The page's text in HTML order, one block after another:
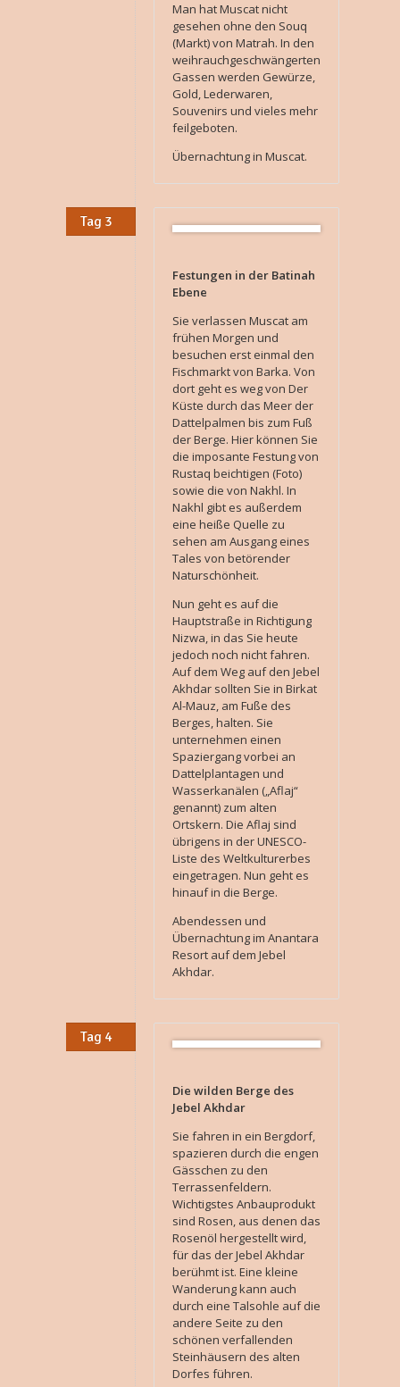
Man hat Muscat nicht
gesehen ohne den Souq
(Markt) von Matrah. In den
weihrauchgeschwängerten
Gassen werden Gewürze,
Gold, Lederwaren,
Souvenirs und vieles mehr
feilgeboten.
Übernachtung in Muscat.
Tag 3
Festungen in der Batinah
Ebene
Sie verlassen Muscat am
frühen Morgen und
besuchen erst einmal den
Fischmarkt von Barka. Von
dort geht es weg von Der
Küste durch das Meer der
Dattelpalmen bis zum Fuß
der Berge. Hier können Sie
die imposante Festung von
Rustaq beichtigen (Foto)
sowie die von Nakhl. In
Nakhl gibt es außerdem
eine heiße Quelle zu
sehen am Ausgang eines
Tales von betörender
Naturschönheit.
Nun geht es auf die
Hauptstraße in Richtigung
Nizwa, in das Sie heute
jedoch noch nicht fahren.
Auf dem Weg auf den Jebel
Akhdar sollten Sie in Birkat
Al-Mauz, am Fuße des
Berges, halten. Sie
unternehmen einen
Spaziergang vorbei an
Dattelplantagen und
Wasserkanälen („Aflaj“
genannt) zum alten
Ortskern. Die Aflaj sind
übrigens in der UNESCO-
Liste des Weltkulturerbes
eingetragen. Nun geht es
hinauf in die Berge.
Abendessen und
Übernachtung im Anantara
Resort auf dem Jebel
Akhdar.
Tag 4
Die wilden Berge des
Jebel Akhdar
Sie fahren in ein Bergdorf,
spazieren durch die engen
Gässchen zu den
Terrassenfeldern.
Wichtigstes Anbauprodukt
sind Rosen, aus denen das
Rosenöl hergestellt wird,
für das der Jebel Akhdar
berühmt ist. Eine kleine
Wanderung kann auch
durch eine Talsohle auf die
andere Seite zu den
schönen verfallenden
Steinhäusern des alten
Dorfes führen.